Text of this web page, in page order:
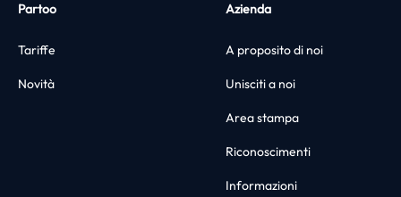
Partoo
Tariffe
Novità
Azienda
A proposito di noi
Unisciti a noi
Area stampa
Riconoscimenti
Informazioni